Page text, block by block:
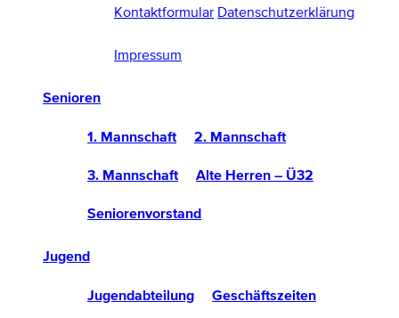
Kontaktformular Datenschutzerklärung
Impressum
Senioren
1. Mannschaft 2. Mannschaft
3. Mannschaft Alte Herren – Ü32
Seniorenvorstand
Jugend
Jugendabteilung Geschäftszeiten